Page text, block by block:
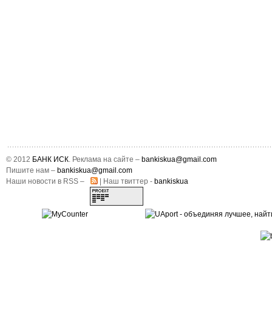
© 2012 БАНК ИСК. Реклама на сайте – bankiskua@gmail.com
Пишите нам – bankiskua@gmail.com
Наши новости в RSS –
| Наш твиттер - bankiskua